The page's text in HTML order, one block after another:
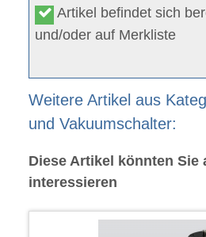
Artikel befindet sich
und/oder auf Merkliste
Weitere Artikel aus
und Vakuumschalter:
Diese Artikel könnten Sie
interessieren